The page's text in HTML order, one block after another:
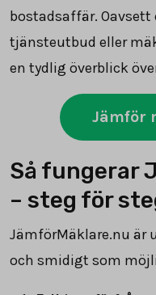
bostadsaffär.
tjänsteutbud eller
en tydlig överblick
Jämför
Så fungerar
– steg för
JämförMäklare.nu är
och smidigt som